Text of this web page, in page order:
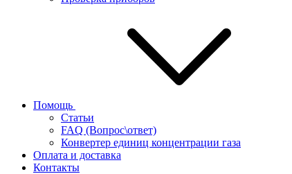
Помощь
Статьи
FAQ (Вопрос\ответ)
Конвертер единиц концентрации газа
Оплата и доставка
Контакты